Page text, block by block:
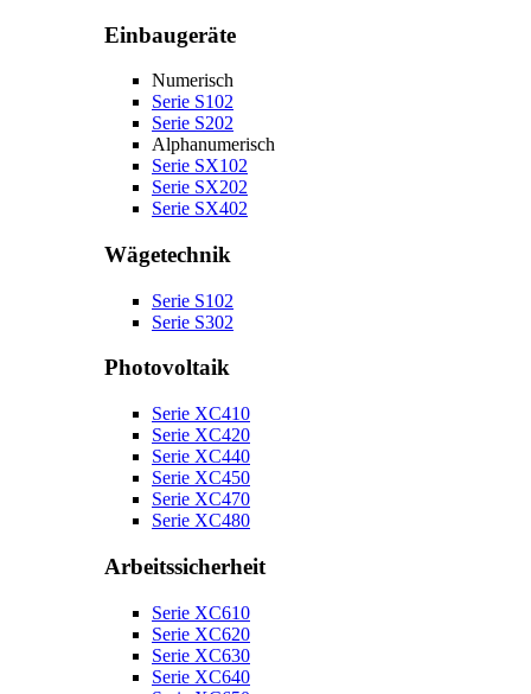
Einbaugeräte
Numerisch
Serie S102
Serie S202
Alphanumerisch
Serie SX102
Serie SX202
Serie SX402
Wägetechnik
Serie S102
Serie S302
Photovoltaik
Serie XC410
Serie XC420
Serie XC440
Serie XC450
Serie XC470
Serie XC480
Arbeitssicherheit
Serie XC610
Serie XC620
Serie XC630
Serie XC640